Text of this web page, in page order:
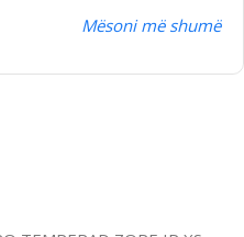
Mësoni më shumë